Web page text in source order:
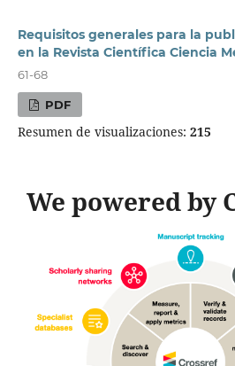
Requisitos generales para la
en la Revista Científica Ciencia
61-68
PDF
Resumen de visualizaciones: 215
We powered by